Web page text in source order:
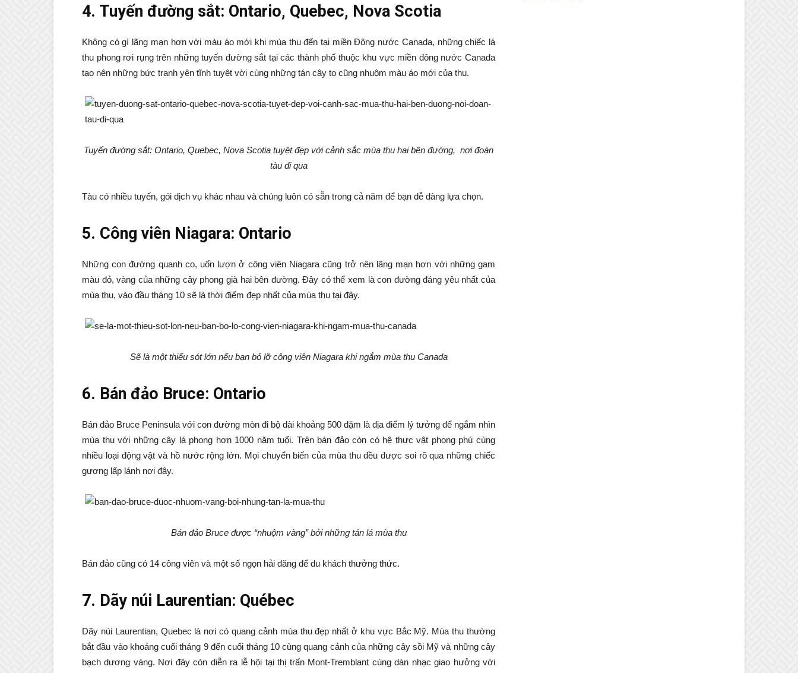
4. Tuyến đường sắt: Ontario, Quebec, Nova Scotia
Không có gì lãng mạn hơn với màu áo mới khi mùa thu đến tại miền Đông nước Canada, những chiếc lá
thu phong rơi rụng trên những tuyến đường sắt tại các thành phố thuộc khu vực miền đông nước Canada
tạo nên những bức tranh yên tĩnh tuyệt vời cùng những tán cây to cũng nhuộm màu áo mới của thu.
Tuyến đường sắt: Ontario, Quebec, Nova Scotia tuyệt đẹp với cảnh sắc mùa thu hai bên đường, nơi đoàn
tàu đi qua
Tàu có nhiều tuyến, gói dịch vụ khác nhau và chúng luôn có sẵn trong cả năm để bạn dễ dàng lựa chọn.
5. Công viên Niagara: Ontario
Những con đường quanh co, uốn lượn ở công viên Niagara cũng trở nên lãng mạn hơn với những gam
màu đỏ, vàng của những cây phong già hai bên đường. Đây có thể xem là con đường đáng yêu nhất của
mùa thu, vào đầu tháng 10 sẽ là thời điểm đẹp nhất của mùa thu tại đây.
Sẽ là một thiếu sót lớn nếu bạn bỏ lỡ công viên Niagara khi ngắm mùa thu Canada
6. Bán đảo Bruce: Ontario
Bán đảo Bruce Peninsula với con đường mòn đi bộ dài khoảng 500 dặm là địa điểm lý tưởng để ngắm nhìn
mùa thu với những cây lá phong hơn 1000 năm tuổi. Trên bán đảo còn có hệ thực vật phong phú cùng
nhiều loại động vật và hồ nước rộng lớn. Mọi chuyển biến của mùa thu đều được soi rõ qua những chiếc
gương lấp lánh nơi đây.
Bán đảo Bruce được “nhuộm vàng” bởi những tán lá mùa thu
Bán đảo cũng có 14 công viên và một số ngọn hải đăng để du khách thưởng thức.
7. Dãy núi Laurentian: Québec
Dãy núi Laurentian, Quebec là nơi có quang cảnh mùa thu đẹp nhất ở khu vực Bắc Mỹ. Mùa thu thường
bắt đầu vào khoảng cuối tháng 9 đến cuối tháng 10 cùng quang cảnh của những cây sồi Mỹ và những cây
bạch dương vàng. Nơi đây còn diễn ra lễ hội tại thị trấn Mont-Tremblant cùng dàn nhạc giao hưởng với